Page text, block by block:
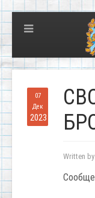
07
Дек
2023
Written by